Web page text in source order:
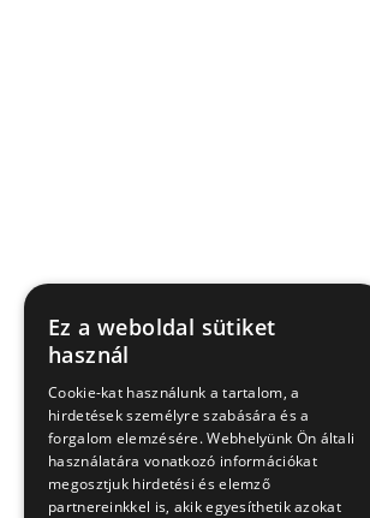
Ez a weboldal sütiket
használ
Cookie-kat használunk a tartalom, a
hirdetések személyre szabására és a
forgalom elemzésére. Webhelyünk Ön általi
használatára vonatkozó információkat
megosztjuk hirdetési és elemző
partnereinkkel is, akik egyesíthetik azokat